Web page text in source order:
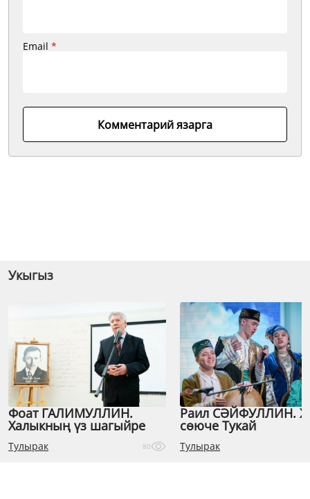
Email *
Комментарий язарга
Укыгыз
Фоат ГАЛИМУЛЛИН.
Халыкның үз шагыйре
Тулырак 80
Раил СӘЙФУЛЛИН.
сөюче Тукай
Тулырак